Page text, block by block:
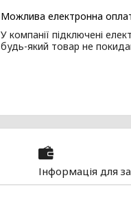
У компанії підключені
будь-який товар не
Інформація для